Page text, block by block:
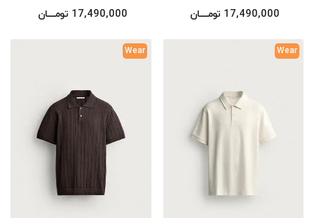
17,490,000 تومــــــان
17,490,000 تومــــــان
Wear
Wear